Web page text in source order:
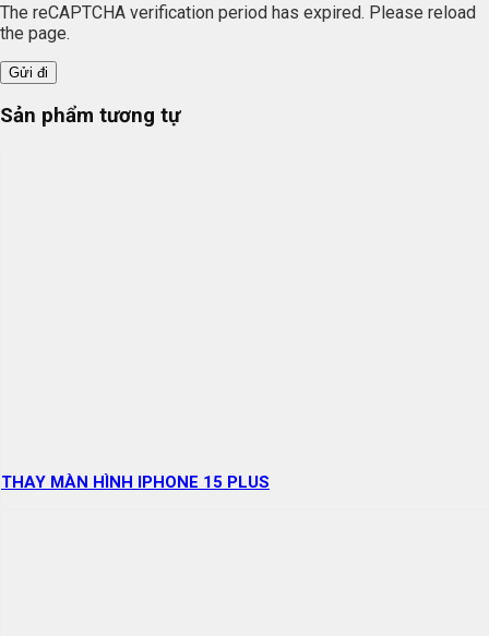
The reCAPTCHA verification period has expired. Please reload
the page.
Sản phẩm tương tự
THAY MÀN HÌNH IPHONE 15 PLUS